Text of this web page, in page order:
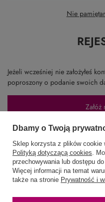
Nie
Jeżeli wcześniej nie założyłeś
poproszony o podanie swoich
Załóż
58 762 91 40 Poniedziałek -
sklep@hurtowniawera.pl Wera,
Dbamy o Twoją
Sklep korzysta z plików cookie
Polityką dotyczącą cookies.
przechowywania lub dostępu
Więcej informacji na temat
także na stronie Prywatność i